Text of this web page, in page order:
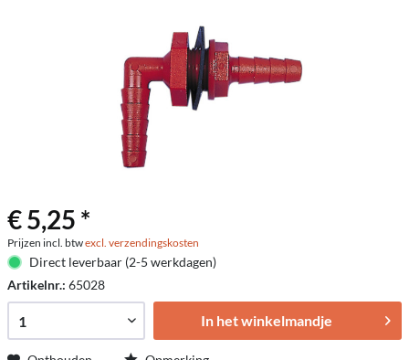
€ 5,25 *
Prijzen incl. btwexcl. verzendingskosten
Direct leverbaar (2-5 werkdagen)
Artikelnr.: 65028
In het winkelmandje